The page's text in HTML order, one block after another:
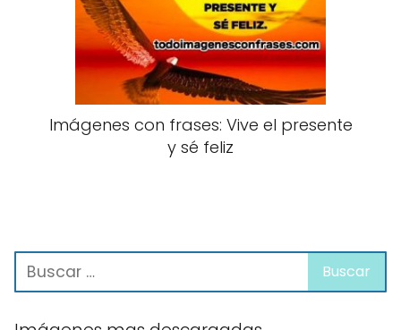
Imágenes con frases: Vive el presente
y sé feliz